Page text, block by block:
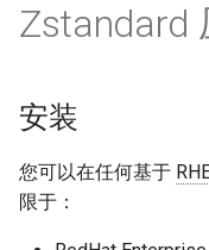
引
擎
Examples
Examples
ada
aws-sdk
安全
NGINX-MOD - 增强版
RHEL、CentOS 和
Linux 上安装
Zstandard
安装
您可以在任何基于
限于：